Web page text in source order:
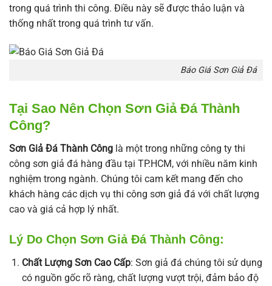
trong quá trình thi công. Điều này sẽ được thảo luận và
thống nhất trong quá trình tư vấn.
Báo Giá Sơn Giả Đá
Tại Sao Nên Chọn Sơn Giả Đá Thành
Công?
Sơn Giả Đá Thành Công là một trong những công ty thi
công sơn giả đá hàng đầu tại TP.HCM, với nhiều năm kinh
nghiệm trong ngành. Chúng tôi cam kết mang đến cho
khách hàng các dịch vụ thi công sơn giả đá với chất lượng
cao và giá cả hợp lý nhất.
Lý Do Chọn Sơn Giả Đá Thành Công:
Chất Lượng Sơn Cao Cấp: Sơn giả đá chúng tôi sử dụng
có nguồn gốc rõ ràng, chất lượng vượt trội, đảm bảo độ